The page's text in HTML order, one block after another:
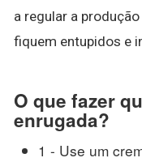
a regular a
fiquem entupidos e
O que fazer
enrugada?
1 - Use um